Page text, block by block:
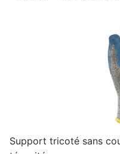
Support tricoté sans